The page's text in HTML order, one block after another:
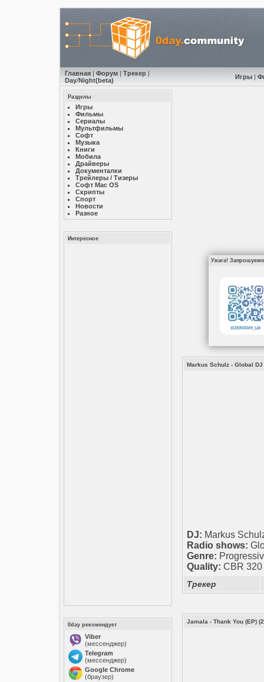
Главная| Форум| Трекер|
Day/Night(beta) Игры|
Разделы
Игры
Фильмы
Сериалы
Мультфильмы
Софт
Музыкa
Книги
Мобила
Драйверы
Документалки
Трейлеры / Тизеры
Софт Mac OS
Скрипты
Спорт
Новости
Разное
Интересное
0day рекомендует
Viber
(мессенджер)
Telegram
(мессенджер)
Google Chrome
(браузер)
Увага! Запрошуємо
Markus Schulz - Global
DJ: Markus
Radio shows:
Genre:
Quality: CBR 320
Трекер
Jamala - Thank You (EP)